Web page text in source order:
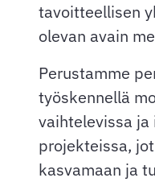
tavoitteellisen
olevan avain
Perustamme
työskennellä
vaihtelevissa
projekteissa,
kasvamaan ja